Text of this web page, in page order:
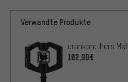
Verwandte Produkte
crankbrothers
102,99€